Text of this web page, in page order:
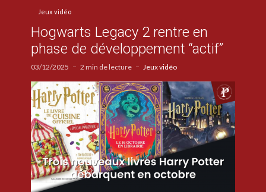
Jeux vidéo
Hogwarts Legacy 2 rentre en
phase de développement “actif”
03/12/2025 2 min de lecture Jeux vidéo